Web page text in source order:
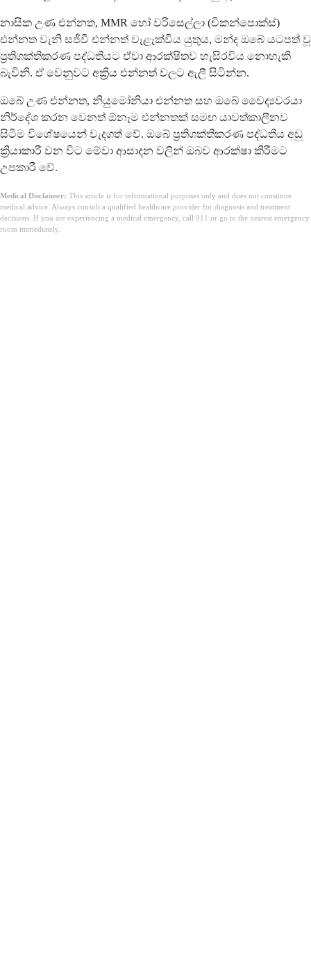
නාසික උණ එන්නත, MMR හෝ වරිසෙල්ලා (චිකන්පොක්ස්)
එන්නත වැනි සජීවී එන්නත් වැළැක්විය යුතුය, මන්ද ඔබේ යටපත් වූ
ප්‍රතිශක්තිකරණ පද්ධතියට ඒවා ආරක්ෂිතව හැසිරවිය නොහැකි
බැවිනි. ඒ වෙනුවට අක්‍රිය එන්නත් වලට ඇලී සිටින්න.
ඔබේ උණ එන්නත, නියුමෝනියා එන්නත සහ ඔබේ වෛද්‍යවරයා
නිර්දේශ කරන වෙනත් ඕනෑම එන්නතක් සමඟ යාවත්කාලීනව
සිටීම විශේෂයෙන් වැදගත් වේ. ඔබේ ප්‍රතිශක්තිකරණ පද්ධතිය අඩු
ක්‍රියාකාරී වන විට මේවා ආසාදන වලින් ඔබව ආරක්ෂා කිරීමට
උපකාරී වේ.
Medical Disclaimer: This article is for informational purposes only and does not constitute
medical advice. Always consult a qualified healthcare provider for diagnosis and treatment
decisions. If you are experiencing a medical emergency, call 911 or go to the nearest emergency
room immediately.